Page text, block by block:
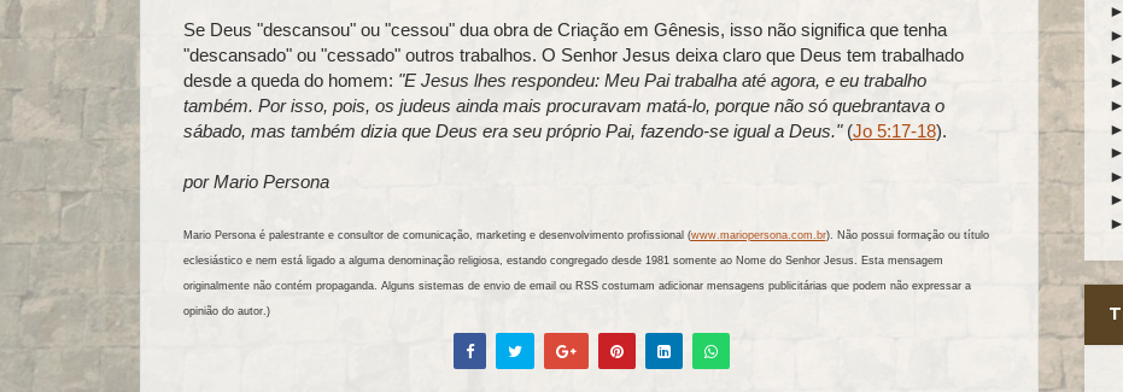
Se Deus "descansou" ou "cessou" dua obra de Criação em Gênesis, isso não significa que tenha
"descansado" ou "cessado" outros trabalhos. O Senhor Jesus deixa claro que Deus tem trabalhado
desde a queda do homem: "E Jesus lhes respondeu: Meu Pai trabalha até agora, e eu trabalho
também. Por isso, pois, os judeus ainda mais procuravam matá-lo, porque não só quebrantava o
sábado, mas também dizia que Deus era seu próprio Pai, fazendo-se igual a Deus."(Jo 5:17-18).
por Mario Persona
Mario Persona é palestrante e consultor de comunicação, marketing e desenvolvimento profissional (www.mariopersona.com.br). Não possui formação ou título
eclesiástico e nem está ligado a alguma denominação religiosa, estando congregado desde 1981 somente ao Nome do Senhor Jesus. Esta mensagem
originalmente não contém propaganda. Alguns sistemas de envio de email ou RSS costumam adicionar mensagens publicitárias que podem não expressar a
opinião do autor.)